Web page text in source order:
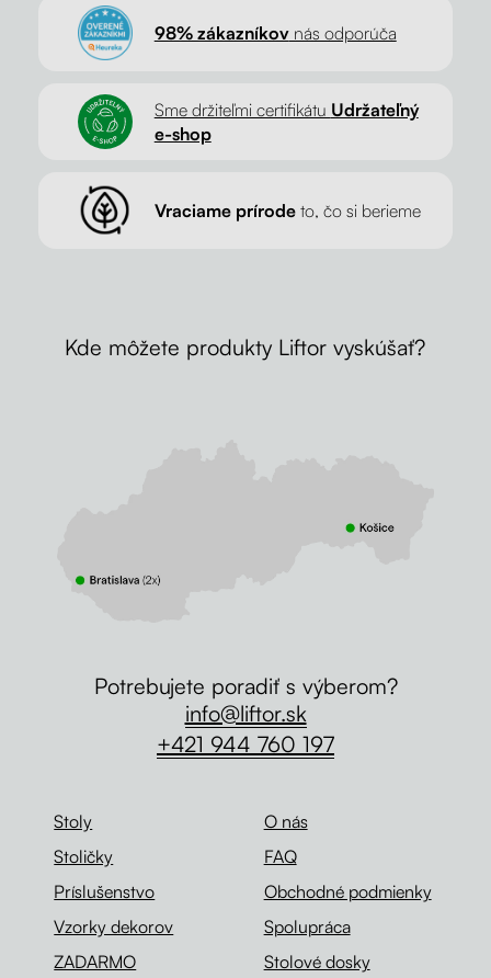
98% zákazníkovnás odporúča
Sme držiteľmi certifikátu Udržateľný
e-shop
Vraciame prírodeto, čo si berieme
Kde môžete produkty Liftor vyskúšať?
Stoly
Stoličky
Príslušenstvo
Vzorky dekorov
ZADARMO
O nás
FAQ
Obchodné podmienky
Spolupráca
Stolové dosky
Potrebujete poradiť s výberom?
info@liftor.sk
+421 944 760 197